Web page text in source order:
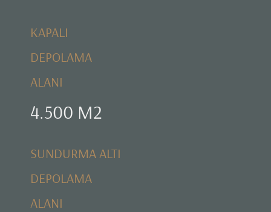
KAPALI
DEPOLAMA
ALANI
4.500 M2
SUNDURMA ALTI
DEPOLAMA
ALANI